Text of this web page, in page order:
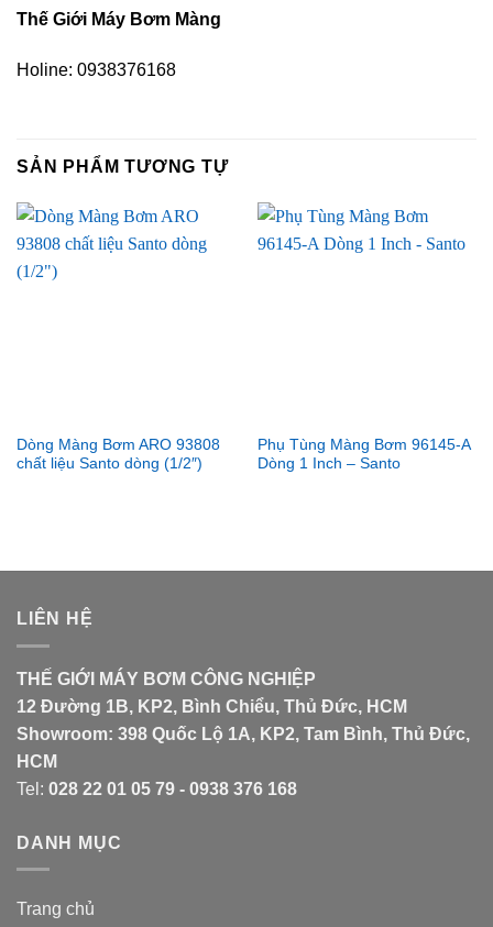
Thế Giới Máy Bơm Màng
Holine: 0938376168
SẢN PHẨM TƯƠNG TỰ
Dòng Màng Bơm ARO 93808
chất liệu Santo dòng (1/2″)
Phụ Tùng Màng Bơm 96145-A
Dòng 1 Inch – Santo
LIÊN HỆ
THẾ GIỚI MÁY BƠM CÔNG NGHIỆP
12 Đường 1B, KP2, Bình Chiểu, Thủ Đức, HCM
Showroom: 398 Quốc Lộ 1A, KP2, Tam Bình, Thủ Đức,
HCM
Tel: 028 22 01 05 79 - 0938 376 168
DANH MỤC
Trang chủ